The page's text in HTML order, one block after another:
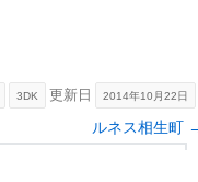
3DK 更新日 2014年10月22日
ルネス相生町